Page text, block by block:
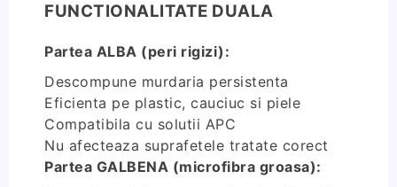
FUNCTIONALITATE DUALA
Partea ALBA (peri rigizi):
Descompune murdaria persistenta
Eficienta pe plastic, cauciuc si piele
Compatibila cu solutii APC
Nu afecteaza suprafetele tratate corect
Partea GALBENA (microfibra groasa):